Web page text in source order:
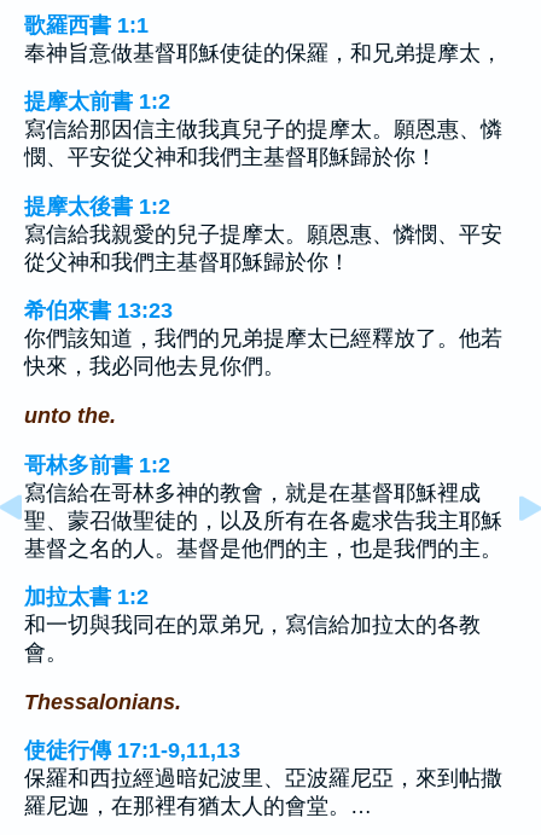
歌羅西書 1:1
奉神旨意做基督耶穌使徒的保羅，和兄弟提摩太，
提摩太前書 1:2
寫信給那因信主做我真兒子的提摩太。願恩惠、憐
憫、平安從父神和我們主基督耶穌歸於你！
提摩太後書 1:2
寫信給我親愛的兒子提摩太。願恩惠、憐憫、平安
從父神和我們主基督耶穌歸於你！
希伯來書 13:23
你們該知道，我們的兄弟提摩太已經釋放了。他若
快來，我必同他去見你們。
unto the.
哥林多前書 1:2
寫信給在哥林多神的教會，就是在基督耶穌裡成
聖、蒙召做聖徒的，以及所有在各處求告我主耶穌
基督之名的人。基督是他們的主，也是我們的主。
加拉太書 1:2
和一切與我同在的眾弟兄，寫信給加拉太的各教
會。
Thessalonians.
使徒行傳 17:1-9,11,13
保羅和西拉經過暗妃波里、亞波羅尼亞，來到帖撒
羅尼迦，在那裡有猶太人的會堂。…